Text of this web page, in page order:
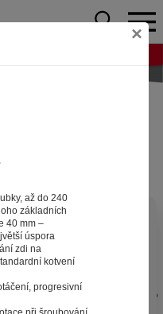
×
až do 240
základních
40 mm –
úspora
zdi na
kotvení
progresivní
ho znáte (souhlas
bylo co nejlepší
rychle našli to, co
nezobrazovaly se vám
Abyste web viděli